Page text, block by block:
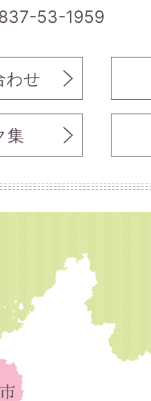
53-1959
わせ
集